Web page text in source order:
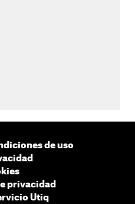
de uso
privacidad
Utiq